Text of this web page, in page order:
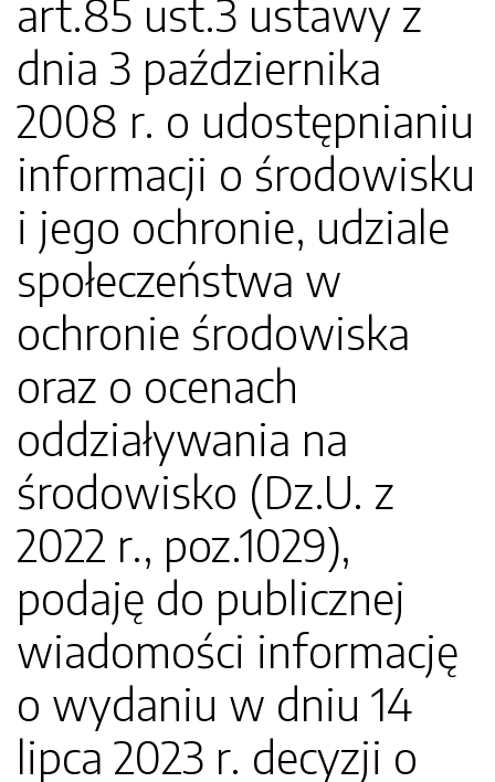
art.85 ust.3 ustawy z
dnia 3 października
2008 r. o udostępnianiu
informacji o środowisku
i jego ochronie, udziale
społeczeństwa w
ochronie środowiska
oraz o ocenach
oddziaływania na
środowisko (Dz.U. z
2022 r., poz.1029),
podaję do publicznej
wiadomości informację
o wydaniu w dniu 14
lipca 2023 r. decyzji o